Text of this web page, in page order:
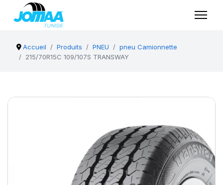
Accueil Produits PNEU
pneu Camionnette
215/70R15C 109/107S TRANSWAY